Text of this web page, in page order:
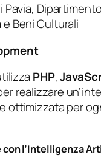
Pavia,
Beni Culturali
PHP,
realizzare
ottimizzata per
l’Intelligenza